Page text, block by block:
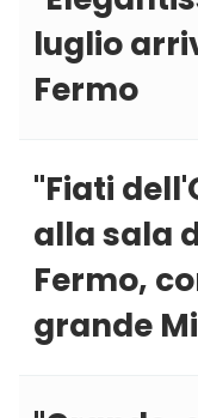
luglio
Fermo
''Fiati
alla sala
Fermo,
grande